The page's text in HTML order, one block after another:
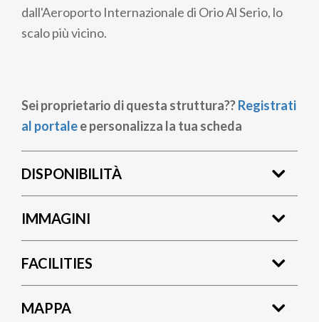
dall'Aeroporto Internazionale di Orio Al Serio, lo
scalo più vicino.
Sei proprietario di questa struttura??Registrati
al portalee personalizza la tua scheda
DISPONIBILITÀ
IMMAGINI
FACILITIES
MAPPA